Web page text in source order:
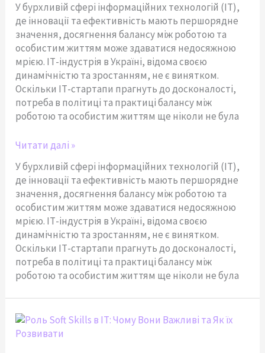
У бурхливій сфері інформаційних технологій (ІТ),
де інновації та ефективність мають першорядне
значення, досягнення балансу між роботою та
особистим життям може здаватися недосяжною
мрією. ІТ-індустрія в Україні, відома своєю
динамічністю та зростанням, не є винятком.
Оскільки ІТ-стартапи прагнуть до досконалості,
потреба в політиці та практиці балансу між
роботою та особистим життям ще ніколи не була
Поради
для
успіху
Читати далі »
У бурхливій сфері інформаційних технологій (ІТ),
де інновації та ефективність мають першорядне
значення, досягнення балансу між роботою та
особистим життям може здаватися недосяжною
мрією. ІТ-індустрія в Україні, відома своєю
динамічністю та зростанням, не є винятком.
Оскільки ІТ-стартапи прагнуть до досконалості,
потреба в політиці та практиці балансу між
роботою та особистим життям ще ніколи не була
Роль
Soft